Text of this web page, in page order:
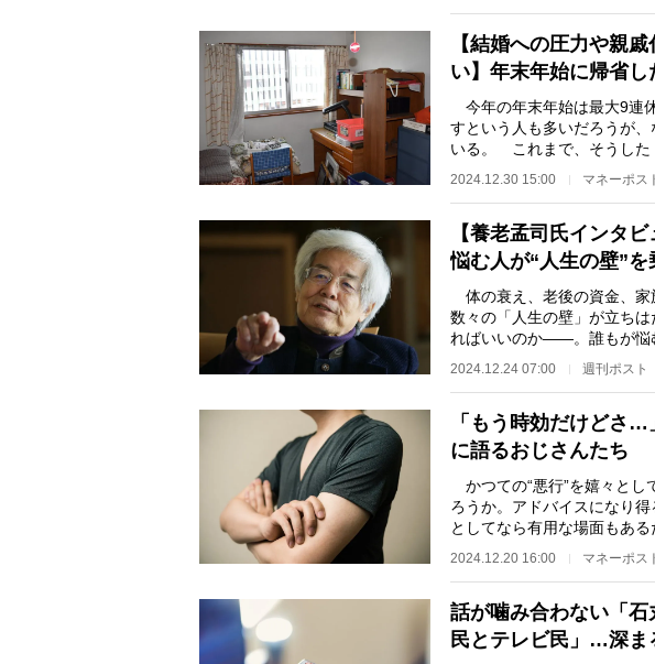
【結婚への圧力や親
い】年末年始に帰省
今年の年末年始は最大9連
すという人も多いだろうが
いる。 これまで、そうした
2024.12.30 15:00 マネーポス
【養老孟司氏インタ
悩む人が“人生の壁”
体の衰え、老後の資金、家
数々の「人生の壁」が立ち
ればいいのか――。誰もが悩
を知り尽くす、解剖学…
2024.12.24 07:00 週刊ポスト
「もう時効だけどさ…
に語るおじさんたち
かつての“悪行”を嬉々とし
ろうか。アドバイスになり
としてなら有用な場面もあ
2024.12.20 16:00 マネーポス
話が噛み合わない「
民とテレビ民」…深